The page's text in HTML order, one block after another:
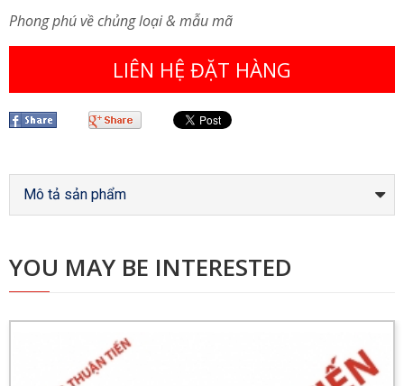
Phong phú về chủng loại & mẫu mã
LIÊN HỆ ĐẶT HÀNG
Mô tả sản phẩm
YOU MAY BE INTERESTED